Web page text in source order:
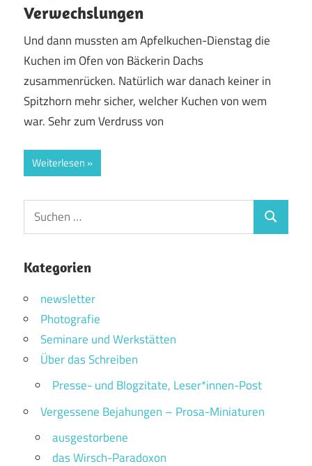
Verwechslungen
Und dann mussten am Apfelkuchen-Dienstag die
Kuchen im Ofen von Bäckerin Dachs
zusammenrücken. Natürlich war danach keiner in
Spitzhorn mehr sicher, welcher Kuchen von wem
war. Sehr zum Verdruss von
Weiterlesen
Suchen
nach:
Suchen
Kategorien
newsletter
Photografie
Seminare und Werkstätten
Über das Schreiben
Presse- und Blogzitate, Leser*innen-Post
Vergessene Bejahungen – Prosa-Miniaturen
ausgestorbene
das Wirsch-Paradoxon